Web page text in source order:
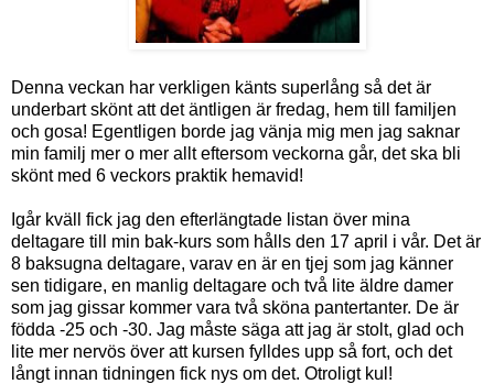
Denna veckan har verkligen känts superlång så det är
underbart skönt att det äntligen är fredag, hem till familjen
och gosa! Egentligen borde jag vänja mig men jag saknar
min familj mer o mer allt eftersom veckorna går, det ska bli
skönt med 6 veckors praktik hemavid!
Igår kväll fick jag den efterlängtade listan över mina
deltagare till min bak-kurs som hålls den 17 april i vår. Det är
8 baksugna deltagare, varav en är en tjej som jag känner
sen tidigare, en manlig deltagare och två lite äldre damer
som jag gissar kommer vara två sköna pantertanter. De är
födda -25 och -30. Jag måste säga att jag är stolt, glad och
lite mer nervös över att kursen fylldes upp så fort, och det
långt innan tidningen fick nys om det. Otroligt kul!